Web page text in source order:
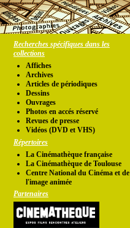
Recherches spécifiques dans les
collections
Affiches
Archives
Articles de périodiques
Dessins
Ouvrages
Photos en accés réservé
Revues de presse
Vidéos (DVD et VHS)
Répertoires
La Cinémathèque française
La Cinémathèque de Toulouse
Centre National du Cinéma et de
l'image animée
Partenaires